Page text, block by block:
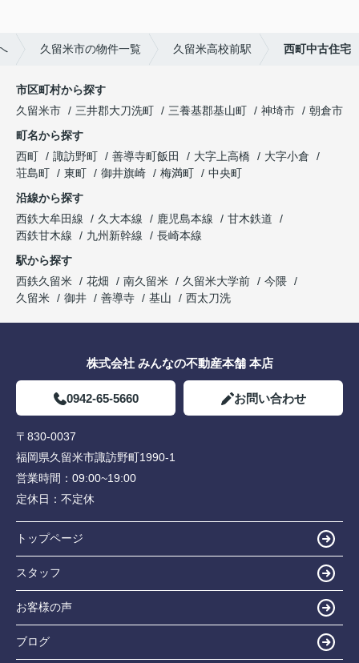
久留米市の物件一覧 久留米高校前駅 西町中古住宅
市区町村から探す
久留米市
三井郡大刀洗町 三養基郡基山町 神埼市
朝倉市
町名から探す
西町
諏訪野町 善導寺町飯田 大字上高橋
大字小倉
荘島町
東町 御井旗崎 梅満町
中央町
沿線から探す
西鉄大牟田線
久大本線 鹿児島本線
甘木鉄道
西鉄甘木線
九州新幹線
長崎本線
駅から探す
西鉄久留米
花畑 南久留米 久留米大学前
今隈
久留米
御井 善導寺 基山 西太刀洗
株式会社 みんなの不動産本舗 本店
0942-65-5660 お問い合わせ
〒830-0037
福岡県久留米市諏訪野町1990-1
営業時間： 09:00~19:00
定休日： 不定休
トップページ
スタッフ
お客様の声
ブログ